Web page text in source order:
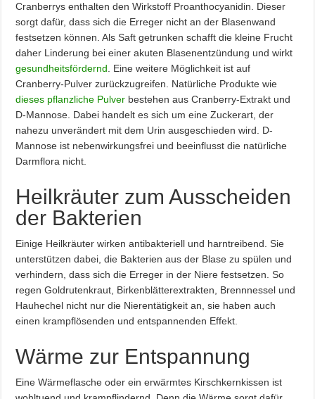
Cranberrys enthalten den Wirkstoff Proanthocyanidin. Dieser
sorgt dafür, dass sich die Erreger nicht an der Blasenwand
festsetzen können. Als Saft getrunken schafft die kleine Frucht
daher Linderung bei einer akuten Blasenentzündung und wirkt
gesundheitsfördernd . Eine weitere Möglichkeit ist auf
Cranberry-Pulver zurückzugreifen. Natürliche Produkte wie
dieses pflanzliche Pulver bestehen aus Cranberry-Extrakt und
D-Mannose. Dabei handelt es sich um eine Zuckerart, der
nahezu unverändert mit dem Urin ausgeschieden wird. D-
Mannose ist nebenwirkungsfrei und beeinflusst die natürliche
Darmflora nicht.
Heilkräuter zum Ausscheiden
der Bakterien
Einige Heilkräuter wirken antibakteriell und harntreibend. Sie
unterstützen dabei, die Bakterien aus der Blase zu spülen und
verhindern, dass sich die Erreger in der Niere festsetzen. So
regen Goldrutenkraut, Birkenblätterextrakten, Brennnessel und
Hauhechel nicht nur die Nierentätigkeit an, sie haben auch
einen krampflösenden und entspannenden Effekt.
Wärme zur Entspannung
Eine Wärmeflasche oder ein erwärmtes Kirschkernkissen ist